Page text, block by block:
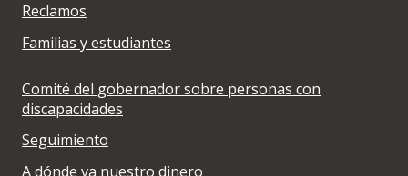
Reclamos
Familias y estudiantes
Comité del gobernador sobre personas con
discapacidades
Seguimiento
A dónde va nuestro dinero